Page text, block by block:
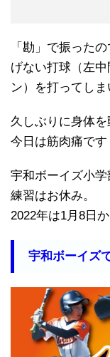
「勘」で振った
げない打球（左
ン）を打ってしま
久しぶりに身体を
今日は筋肉痛です
宇和ボーイズ小
練習はお休み。
2022年は1月8日
宇和ボーイズ